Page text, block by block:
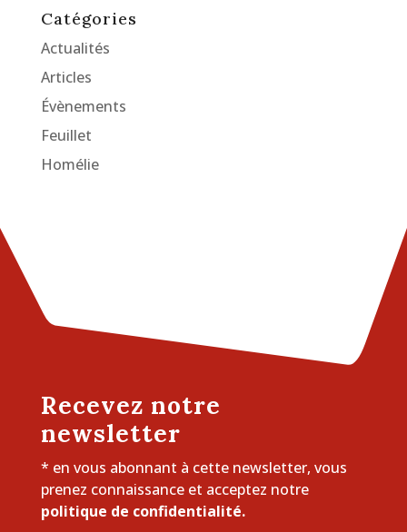
Catégories
Actualités
Articles
Évènements
Feuillet
Homélie
Recevez notre
newsletter
* en vous abonnant à cette newsletter, vous
prenez connaissance et acceptez notre
politique de confidentialité.